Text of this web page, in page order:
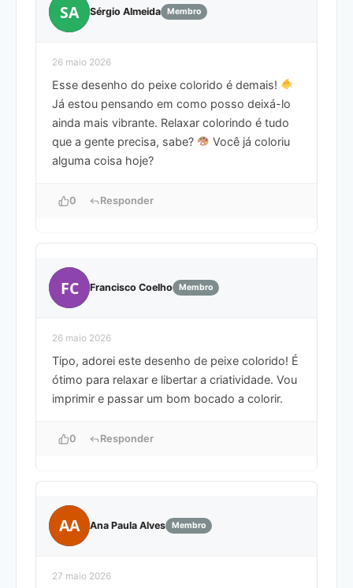
SA Sérgio Almeida Membro
26 maio 2026
Esse desenho do peixe colorido é demais!
Já estou pensando em como posso deixá-lo
ainda mais vibrante. Relaxar colorindo é tudo
que a gente precisa, sabe?
Você já coloriu
alguma coisa hoje?
0 Responder
FC Francisco Coelho Membro
26 maio 2026
Tipo, adorei este desenho de peixe colorido! É
ótimo para relaxar e libertar a criatividade. Vou
imprimir e passar um bom bocado a colorir.
0 Responder
AA Ana Paula Alves Membro
27 maio 2026